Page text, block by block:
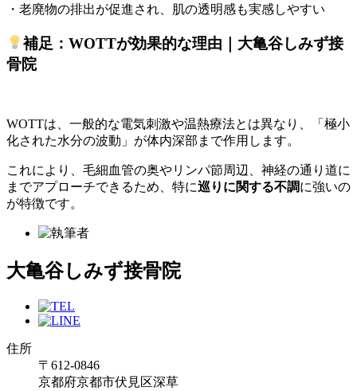
・老廃物の排出が促進され、肌の透明感も実感しやすい
補足：WOTTが効果的な理由｜大亀谷しみず接
骨院
WOTTは、一般的な電気刺激や温熱療法とは異なり、「極小
化された水分の波動」が体内深部まで作用します。
これにより、毛細血管の奥やリンパ節周辺、神経の通り道に
までアプローチできるため、特に巡りに関する不調に強いの
が特徴です。
大亀谷しみず接骨院
住所
〒612-0846
京都府京都市伏見区深草